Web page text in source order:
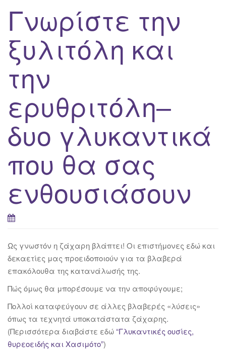
Γνωρίστε την
ξυλιτόλη και
την
ερυθριτόλη–
δυο γλυκαντικά
που θα σας
ενθουσιάσουν
Ως γνωστόν η ζάχαρη βλάπτει! Οι επιστήμονες εδώ και
δεκαετίες μας προειδοποιούν για τα βλαβερά
επακόλουθα της κατανάλωσής της.
Πώς όμως θα μπορέσουμε να την αποφύγουμε;
Πολλοί καταφεύγουν σε άλλες βλαβερές «λύσεις»
όπως τα τεχνητά υποκατάστατα ζάχαρης.
(Περισσότερα διαβάστε εδώ“Γλυκαντικές ουσίες,
θυρεοειδής και Χασιμότο”)